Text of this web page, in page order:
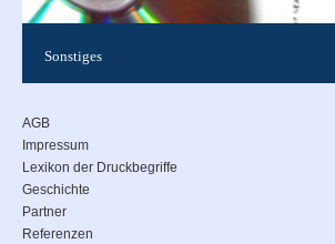
Sonstiges
Durchschreibesätzen (VCR-Sätze) und
AGB
Impressum
Lexikon der Druckbegriffe
Geschichte
Partner
Referenzen